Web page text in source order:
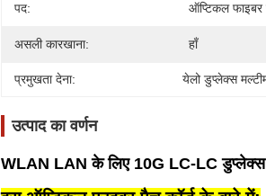
पद: ऑप्टिकल फाइबर
असली कारखाना: हाँ
प्रमुखता देना: येलो डुप्लेक्स
उत्पाद का वर्णन
WLAN LAN के लिए 10G LC-LC डुप्लेक्स